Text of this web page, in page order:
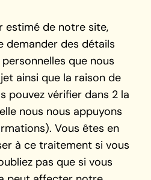
estimé de notre site,
demander des détails
que nous
ainsi que la raison de
pouvez vérifier dans 2 la
nous nous appuyons
Vous êtes en
à ce traitement si vous
pas que si vous